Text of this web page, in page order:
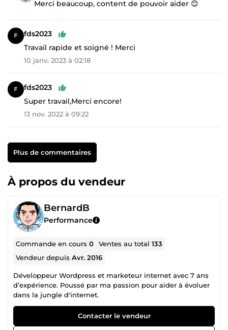
Merci beaucoup, content de pouvoir aider 😊
fds2023
Travail rapide et soigné ! Merci
10 janv. 2023 à 02:18
fds2023
Super travail,Merci encore!
13 nov. 2022 à 09:22
Plus de commentaires
À propos du vendeur
BernardB
Performance
Commande en cours0 Ventes au total133
Vendeur depuisAvr. 2016
Développeur Wordpress et marketeur internet avec 7 ans
d’expérience. Poussé par ma passion pour aider à évoluer
dans la jungle d'internet.
Contacter le vendeur